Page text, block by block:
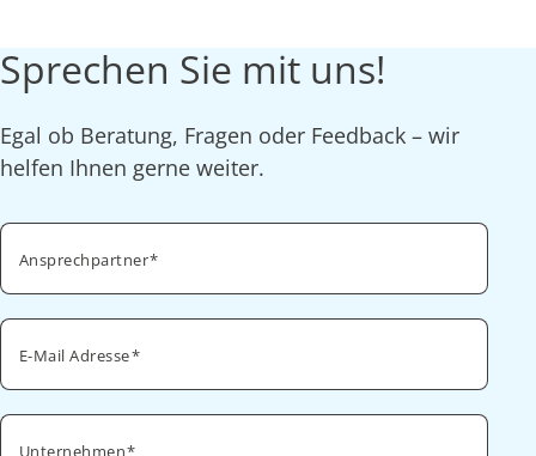
Sprechen Sie mit uns!
Egal ob Beratung, Fragen oder Feedback – wir
helfen Ihnen gerne weiter.
Ansprechpartner
E-Mail Adresse
Unternehmen